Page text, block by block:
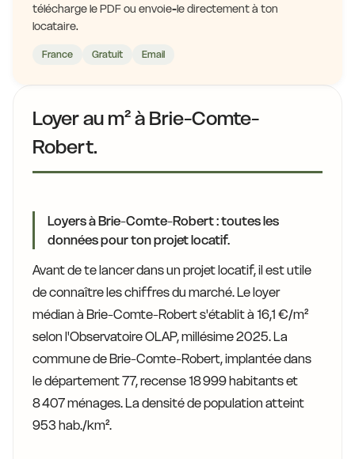
télécharge le PDF ou envoie-le directement à ton
locataire.
France Gratuit Email
Loyer au m² à Brie-Comte-
Robert.
Loyers à Brie-Comte-Robert : toutes les
données pour ton projet locatif.
Avant de te lancer dans un projet locatif, il est utile
de connaître les chiffres du marché. Le loyer
médian à Brie-Comte-Robert s'établit à 16,1 €/m²
selon l'Observatoire OLAP, millésime 2025. La
commune de Brie-Comte-Robert, implantée dans
le département 77, recense 18 999 habitants et
8 407 ménages. La densité de population atteint
953 hab./km².